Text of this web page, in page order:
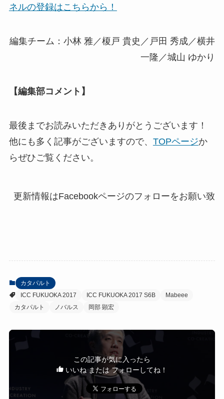
ネルの登録はこちらから！
編集チーム：小林 雅／榎戸 貴史／戸田 秀成／横井
一隆／城山 ゆかり
【編集部コメント】
最後までお読みいただきありがとうございます！
他にも多く記事がございますので、 TOPページか
らぜひご覧ください。
更新情報はFacebookページのフォローをお願い致
カタパルト
ICC FUKUOKA 2017
ICC FUKUOKA 2017 S6B
Mabeee
カタパルト
ノバルス 岡部 顕宏
この記事が気に入ったら
いいね または フォローしてね！